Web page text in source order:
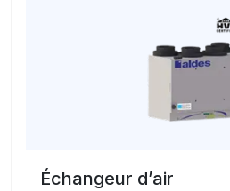
Échangeur d’air